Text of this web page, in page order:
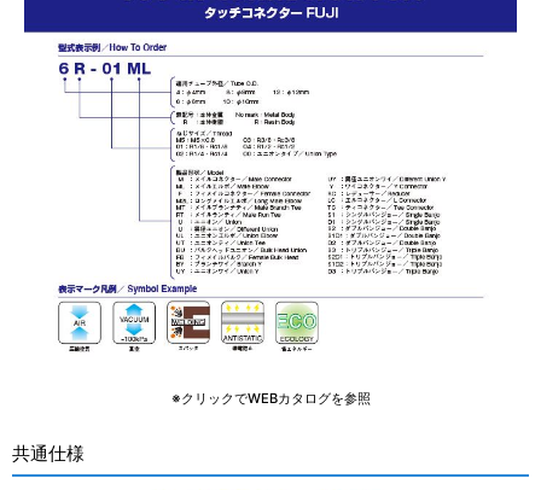
※クリックでWEBカタログを参照
共通仕様